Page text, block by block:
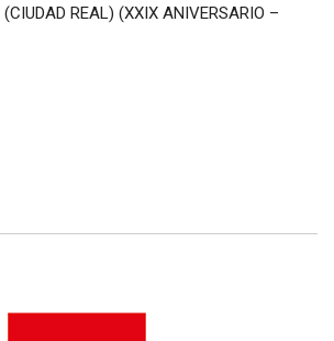
REAL) (XXIX ANIVERSARIO –